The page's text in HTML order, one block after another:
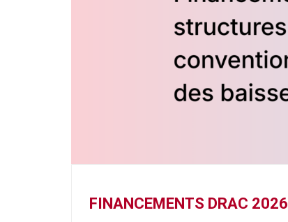
FINANCEMENTS DRAC 2026